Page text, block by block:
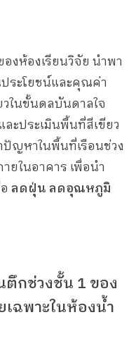
งห้องเรียนวิจัย นำพา
ระโยชน์และคุณค่า
ในขั้นดลบันดาลใจ
ละประเมินพื้นที่สีเขียว
ปัญหาในพื้นที่เรือนช่วง
ในอาคาร เพื่อนำ
ลดฝุ่น ลดอุณหภูมิ
ตึกช่วงชั้น 1 ของ
เฉพาะในห้องน้ำ